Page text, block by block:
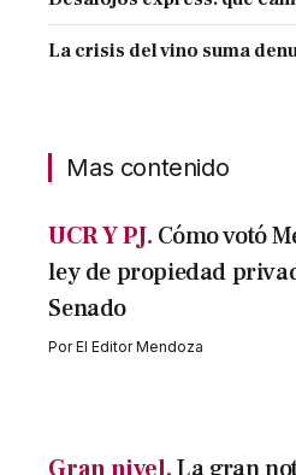
La crisis del vino suma
Mas contenido
UCR Y PJ. Cómo votó
ley de propiedad
Senado
PorEl Editor Mendoza